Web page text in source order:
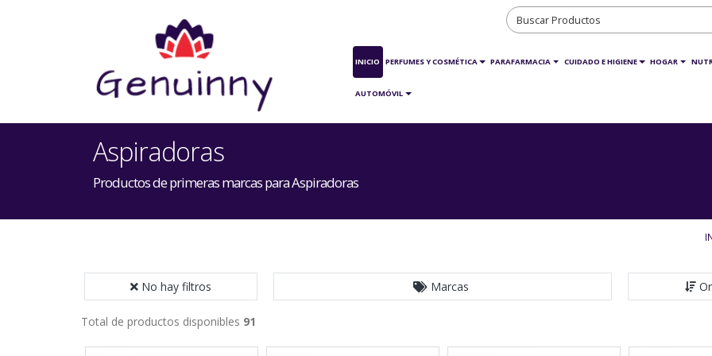
INICIO PERFUMES Y COSMÉTICA PARAFARMACIA CUIDADO E HIGIENE HOGAR
AUTOMÓVIL
Aspiradoras
Productos de primeras marcas para Aspiradoras
No hay filtros Marcas
Total de productos disponibles 91